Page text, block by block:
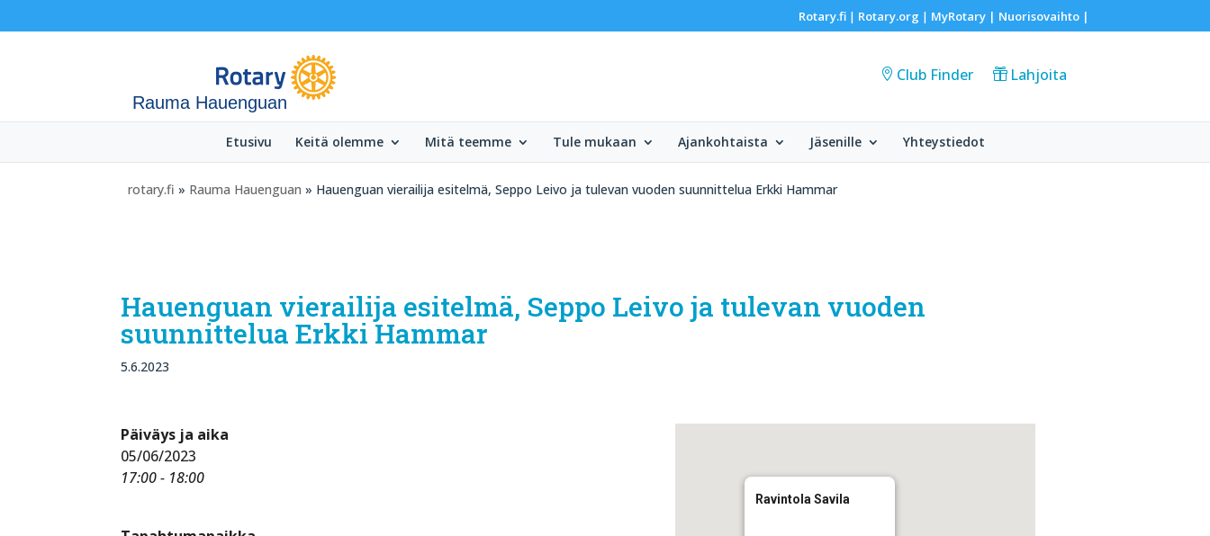
Rotary.fi| Rotary.org | MyRotary | Nuorisovaihto|
Rauma Hauenguan
Club Finder Lahjoita
Etusivu Keitä olemme Mitä teemme Tule mukaan Ajankohtaista Jäsenille Yhteystiedot
rotary.fi » Rauma Hauenguan » Hauenguan vierailija esitelmä, Seppo Leivo ja tulevan vuoden suunnittelua Erkki Hammar
Hauenguan vierailija esitelmä, Seppo Leivo ja tulevan vuoden
suunnittelua Erkki Hammar
5.6.2023
Ravintola Savila
Päiväys ja aika
05/06/2023
17:00 - 18:00